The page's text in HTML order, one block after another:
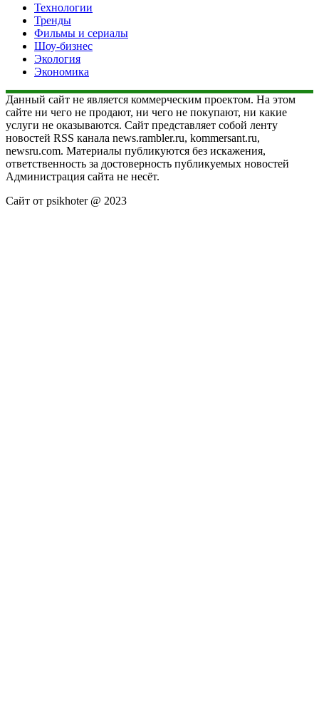
Технологии
Тренды
Фильмы и сериалы
Шоу-бизнес
Экология
Экономика
Данный сайт не является коммерческим проектом. На этом
сайте ни чего не продают, ни чего не покупают, ни какие
услуги не оказываются. Сайт представляет собой ленту
новостей RSS канала news.rambler.ru, kommersant.ru,
newsru.com. Материалы публикуются без искажения,
ответственность за достоверность публикуемых новостей
Администрация сайта не несёт.
Сайт от psikhoter @ 2023